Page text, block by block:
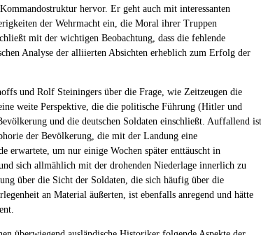
hervor. Er geht auch mit interessanten
der Wehrmacht ein, die Moral ihrer Truppen
mit der wichtigen Beobachtung, dass die fehlende
Analyse der alliierten Absichten erheblich zum Erfolg der
und Rolf Steiningers über die Frage, wie Zeitzeugen die
weite Perspektive, die die politische Führung (Hitler und
und die deutschen Soldaten einschließt. Auffallend ist
der Bevölkerung, die mit der Landung eine
erwartete, um nur einige Wochen später enttäuscht in
sich allmählich mit der drohenden Niederlage innerlich zu
über die Sicht der Soldaten, die sich häufig über die
an Material äußerten, ist ebenfalls anregend und hätte